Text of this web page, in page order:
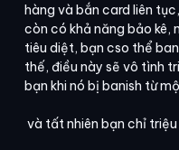
hàng và bắn card liên
còn có khả năng bảo kê,
tiêu diệt, bạn cso thể
thế, điều này sẽ vô tình
bạn khi nó bị banish từ mộ
và tất nhiên bạn chỉ